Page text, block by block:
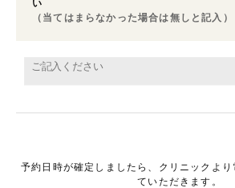
い
（当てはまらなかった場合は無しと記入）
予約日時が確定しましたら、クリニックよ
ていただきます。